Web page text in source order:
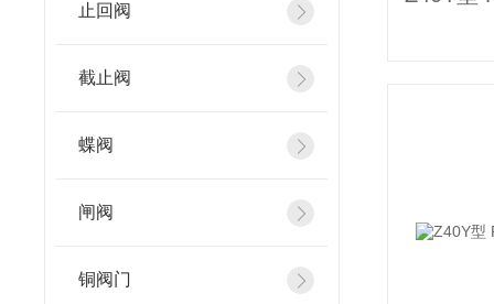
止回阀
截止阀
蝶阀
闸阀
铜阀门